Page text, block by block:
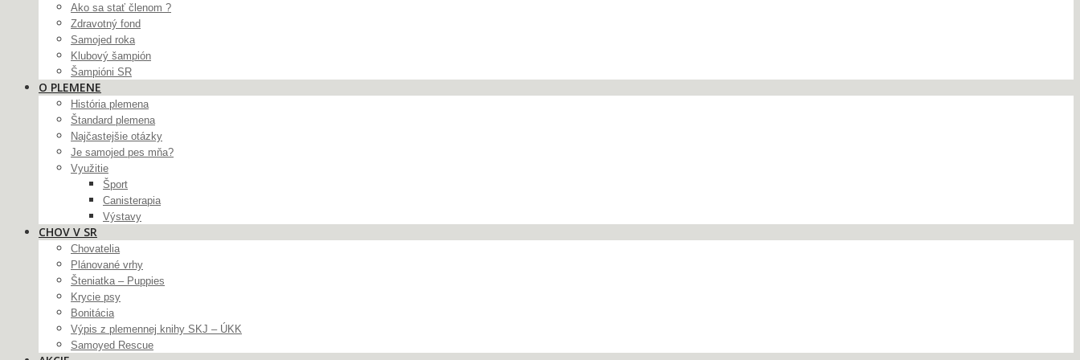
Ako sa stať členom ?
Zdravotný fond
Samojed roka
Klubový šampión
Šampióni SR
O PLEMENE
História plemena
Štandard plemena
Najčastejšie otázky
Je samojed pes mňa?
Využitie
Šport
Canisterapia
Výstavy
CHOV V SR
Chovatelia
Plánované vrhy
Šteniatka – Puppies
Krycie psy
Bonitácia
Výpis z plemennej knihy SKJ – ÚKK
Samoyed Rescue